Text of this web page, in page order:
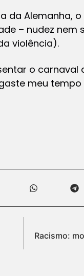
da Alemanha,
– nudez nem
violência).
o carnaval
meu
Racismo: